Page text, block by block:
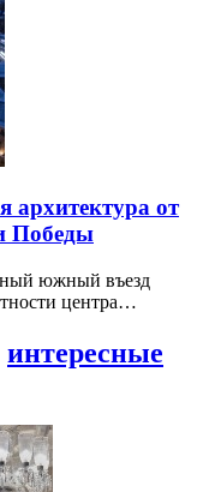
архитектура от
Победы
южный въезд
центра…
интересные